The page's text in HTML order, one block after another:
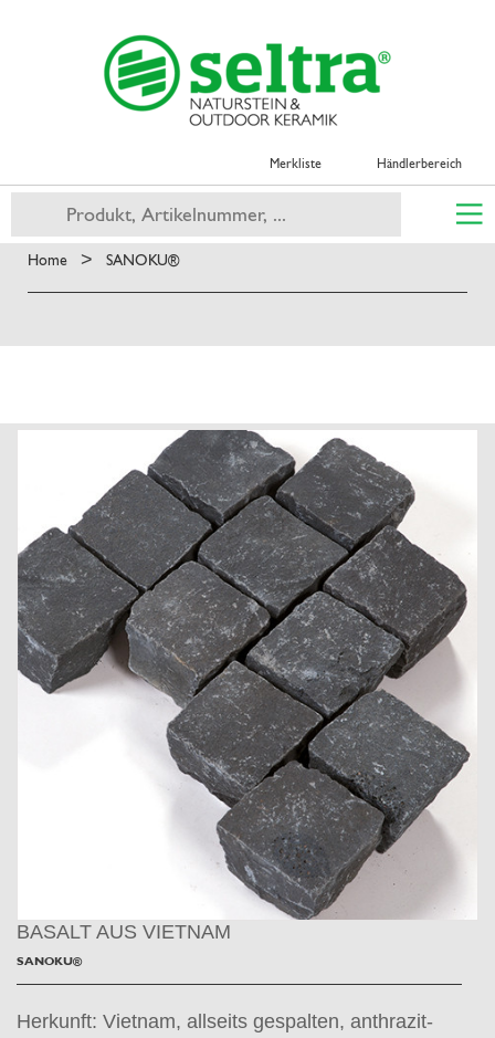
Merkliste Händlerbereich
Home > SANOKU®
BASALT AUS VIETNAM
SANOKU®
Herkunft: Vietnam, allseits gespalten, anthrazit-